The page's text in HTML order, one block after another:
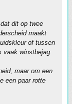
dit op twee
maakt
of tussen
vaak winstbejag.
maar om een
een paar rotte